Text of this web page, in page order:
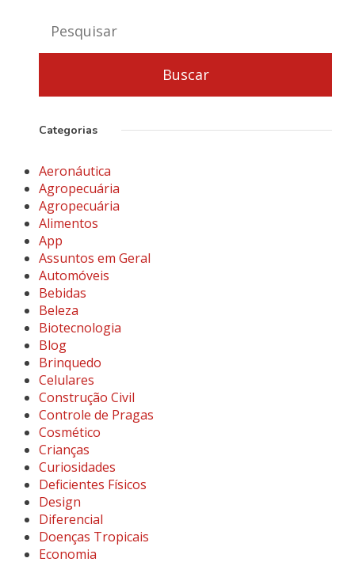
Categorias
Aeronáutica
Agropecuária
Agropecuária
Alimentos
App
Assuntos em Geral
Automóveis
Bebidas
Beleza
Biotecnologia
Blog
Brinquedo
Celulares
Construção Civil
Controle de Pragas
Cosmético
Crianças
Curiosidades
Deficientes Físicos
Design
Diferencial
Doenças Tropicais
Economia